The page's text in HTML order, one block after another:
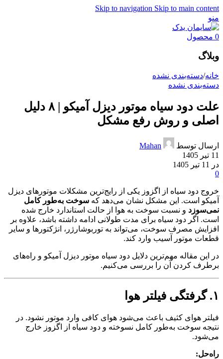
Skip to navigation Skip to main content
منو
0 محصول
وبلاگ
خانه/دسته‌بندی نشده
دسته‌بندی نشده
علت دود سیاه موتور دیزل آمیکو | ۸ دلیل
اصلی و روش رفع مشکل
ارسال توسط
Mahan
11 تیر 1405
در 11 تیر 1405
0
خروج دود سیاه از اگزوز یکی از رایج‌ترین مشکلات موتورهای دیزل
آمیکو است. این مشکل نشان می‌دهد که سوخت به‌طور کامل
نمی‌سوزد و نسبت سوخت به هوا از حالت استاندارد خارج شده
است. اگر دود سیاه برای مدت طولانی ادامه داشته باشد، علاوه بر
افزایش مصرف سوخت، می‌تواند به توربوشارژر، انژکتورها و سایر
قطعات موتور آسیب وارد کند.
در این مقاله مهم‌ترین دلایل دود سیاه موتور دیزل آمیکو و راه‌های
برطرف کردن آن را بررسی می‌کنیم.
۱. گرفتگی فیلتر هوا
فیلتر هوای کثیف باعث می‌شود هوای کافی وارد موتور نشود. در
نتیجه سوخت به‌طور کامل نسوخته و دود سیاه از اگزوز خارج
می‌شود.
راه‌حل: